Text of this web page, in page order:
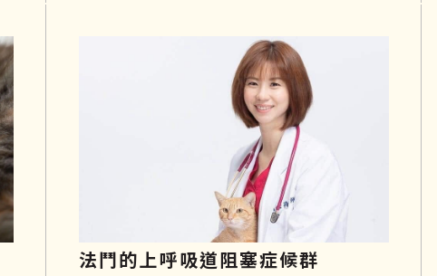
相對較嚴重。如果你家的汪星人行動力變
得緩慢、走路開始一跛一跛的，很有可能
是退化性關節炎造成的，因此在接下來的
文章中，將一一說明狗狗關節炎症狀有哪
些、吃什麼才好、治療方針與日常關節保
法鬥的上呼吸道阻塞症候群